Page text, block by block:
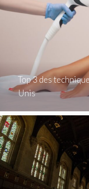
Top 3 des
Unis